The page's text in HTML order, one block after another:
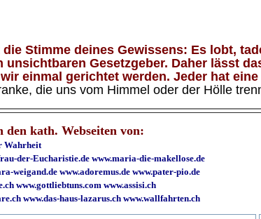
die Stimme deines Gewissens: Es lobt,
unsichtbaren Gesetzgeber. Daher lässt
einmal gerichtet werden. Jeder hat
die uns vom Himmel oder der Hölle
den kath. Webseiten von:
Wahrheit
der-Eucharistie.de www.maria-die-makellose.de
weigand.de www.adoremus.de www.pater-pio.de
www.gottliebtuns.com www.assisi.ch
www.das-haus-lazarus.ch www.wallfahrten.ch